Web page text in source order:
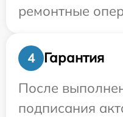
ремонтные
4
Гарантия
После
подписания